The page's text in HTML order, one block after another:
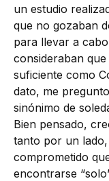
un estudio
que no gozaban
para llevar a
consideraban
suficiente como
dato, me
sinónimo de
Bien pensado,
tanto por un
comprometido
encontrarse